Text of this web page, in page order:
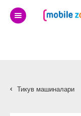
Тикув машиналари